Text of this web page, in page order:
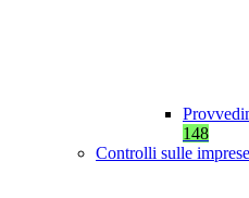
148
Controlli sulle imprese